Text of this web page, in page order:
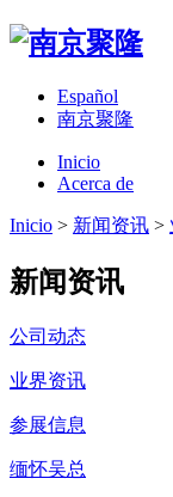
Español
南京聚隆
Inicio
Acerca de
Inicio > 新闻资讯 >
新闻资讯
公司动态
业界资讯
参展信息
缅怀吴总